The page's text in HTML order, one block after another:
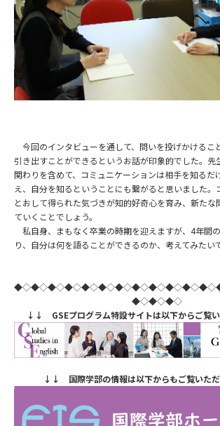
今回のインタビューを通して、問いを投げかけるこ
引き出すことができるというお話が印象的でした。先
関わりを含めて、コミュニケーションは相手を知るだ
え、自分を知るということにも繋がると思いました。
とおして得られた気づきが知的好奇心を育み、新たな
ていくことでしょう。
私自身、まもなく卒業の時期を迎えますが、4年間
り、自分は何を語ることができるのか、考えてみたいで
◆◇◆◇◆◇
↓↓ GSEプログラム特設サイトは以下からご
↓↓ 国際学部の情報は以下からもご覧い